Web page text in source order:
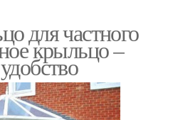
для частного
крыльцо –